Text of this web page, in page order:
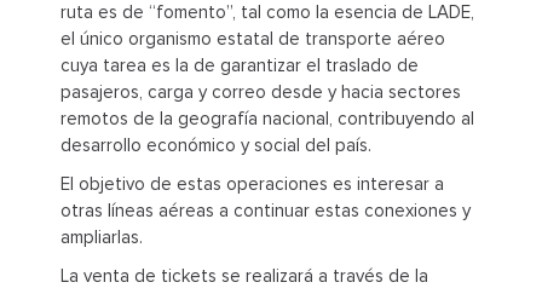
ruta es de “fomento”, tal como la esencia de LADE,
el único organismo estatal de transporte aéreo
cuya tarea es la de garantizar el traslado de
pasajeros, carga y correo desde y hacia sectores
remotos de la geografía nacional, contribuyendo al
desarrollo económico y social del país.
El objetivo de estas operaciones es interesar a
otras líneas aéreas a continuar estas conexiones y
ampliarlas.
La venta de tickets se realizará a través de la